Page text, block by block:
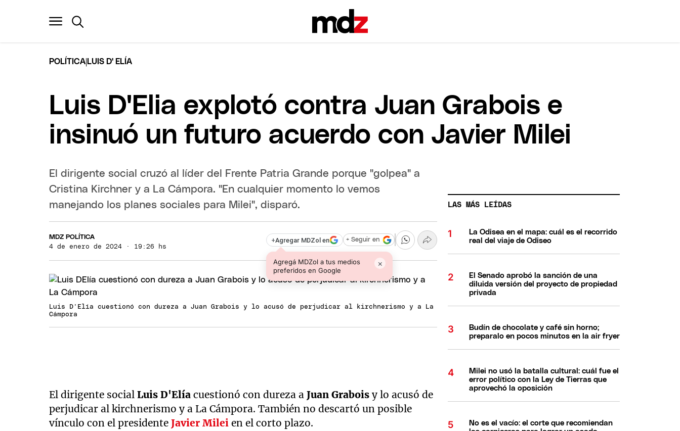
POLÍTICA LUIS D' ELÍA
Luis D'Elia explotó contra Juan Grabois e
insinuó un futuro acuerdo con Javier Milei
El dirigente social cruzó al líder del Frente Patria Grande porque "golpea" a
Cristina Kirchner y a La Cámpora. "En cualquier momento lo vemos
manejando los planes sociales para Milei", disparó.
MDZ POLÍTICA
4 de enero de 2024 · 19:26 hs
+Agregar MDZol en
Agregá MDZol a tus medios
preferidos en Google
×
+ Seguir en
Luis D'Elía cuestionó con dureza a Juan Grabois y lo acusó de perjudicar al kirchnerismo y a La
Cámpora
El dirigente socialLuis D'Elía cuestionó con dureza aJuan Grabois y lo acusó de
perjudicar al kirchnerismo y a La Cámpora. También no descartó un posible
vínculo con el presidenteJavier Milei en el corto plazo.
LAS MÁS LEÍDAS
La Odisea en el mapa: cuál es el recorrido
real del viaje de Odiseo
El Senado aprobó la sanción de una
diluida versión del proyecto de propiedad
privada
Budín de chocolate y café sin horno;
preparalo en pocos minutos en la air fryer
Milei no usó la batalla cultural: cuál fue el
error político con la Ley de Tierras que
aprovechó la oposición
No es el vacío: el corte que recomiendan